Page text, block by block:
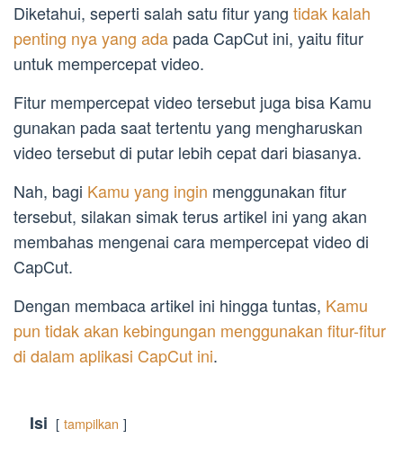
Diketahui, seperti salah satu fitur yang tidak kalah
penting nya yang ada pada CapCut ini, yaitu fitur
untuk mempercepat video.
Fitur mempercepat video tersebut juga bisa Kamu
gunakan pada saat tertentu yang mengharuskan
video tersebut di putar lebih cepat dari biasanya.
Nah, bagi Kamu yang ingin menggunakan fitur
tersebut, silakan simak terus artikel ini yang akan
membahas mengenai cara mempercepat video di
CapCut.
Dengan membaca artikel ini hingga tuntas, Kamu
pun tidak akan kebingungan menggunakan fitur-fitur
di dalam aplikasi CapCut ini.
Isi tampilkan